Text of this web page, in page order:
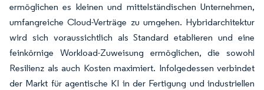
ermöglichen es kleinen und mittelständischen Unternehmen,
umfangreiche Cloud-Verträge zu umgehen. Hybridarchitektur
wird sich voraussichtlich als Standard etablieren und eine
feinkörnige Workload-Zuweisung ermöglichen, die sowohl
Resilienz als auch Kosten maximiert. Infolgedessen verbindet
der Markt für agentische KI in der Fertigung und industriellen